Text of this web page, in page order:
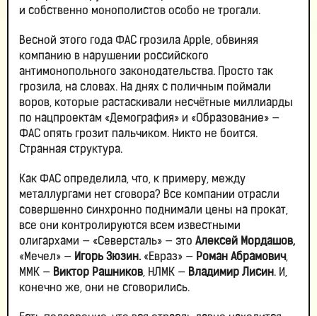
и собственно монополистов особо не трогали.
Весной этого года ФАС грозила Apple, обвиняя
компанию в нарушении российского
антимонопольного законодательства. Просто так
грозила, на словах. На днях с поличным поймали
воров, которые растаскивали несчётные миллиарды
по нацпроектам «Демография» и «Образование» —
ФАС опять грозит пальчиком. Никто не боится.
Странная структура.
Как ФАС определила, что, к примеру, между
металлургами нет сговора? Все компании отрасли
совершенно синхронно поднимали цены на прокат,
все они контролируются всем известными
олигархами — «Северсталь» — это Алексей Мордашов,
«Мечел» — Игорь Зюзин.«Евраз» — Роман Абрамович,
ММК — Виктор Рашников, НЛМК — Владимир Лисин. И,
конечно же, они не сговорились.